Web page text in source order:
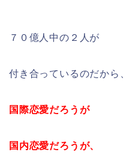
７０億人中の２人が
付き合っているのだから、
国際恋愛だろうが
国内恋愛だろうが、